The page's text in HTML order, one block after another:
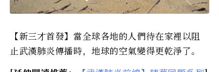
【新三才首發】當全球各地的人們待在家裡以阻
止武漢肺炎傳播時，地球的空氣變得更乾淨了。